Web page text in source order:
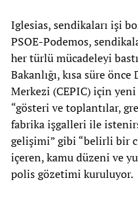
Iglesias, sendikaları işi
PSOE-Podemos,
her türlü mücadeleyi
Bakanlığı, kısa süre
Merkezi (CEPIC) için
“gösteri ve toplantılar,
fabrika işgalleri ile
gelişimi” gibi “belirli bir
içeren, kamu düzeni ve
polis gözetimi kuruluyor.